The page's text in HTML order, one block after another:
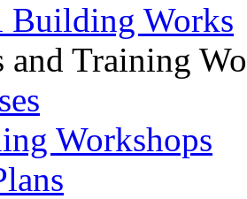
Building Works
and Training
Workshops